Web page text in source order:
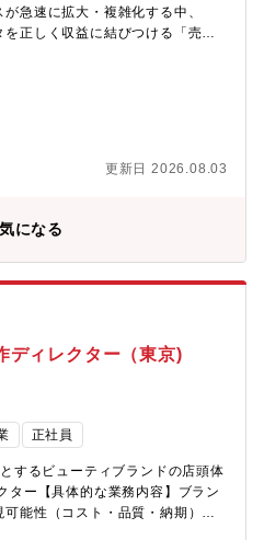
や、見積もりの精査。【ポジシ
い：企画・デザインから社長へ
・キャリア形成：デザインスキ
リエイティブディレクターへの
報】・ハート事業本部：66名 パ
の強みを最大限に活かし、湧き
タチにするハート事業本部は、
・商品の情報を集め、MTGの企
グ力で新たな事業・商品をスピ
。
急速に拡大・複雑化する中、
正しく収益に結びつける「売上
にBPR（業務改革）やリーダー
ックオフィスメンバーを募集し
部 BS債権管理グループにて、直
ウトレット店等）の売上管理・在
、商流の正しさを証明する「管
せん。【具体的な業務内容】・
集計された売上データと、入金デ
：店舗棚卸実数と帳簿データの
金差異（違算）の特定：差異の
月次締め処理：担当チャネルの
、請求書の発行や支払依頼の起
にチャレンジいただきたい業
新しい商流やキャンペーンに伴
化の推進：RPA導入の要件定
化、マニュアル整備。・ガバナ
デンス提出やプロセス説明。・
等）に対する是正指導や営業部
（想定）】・基幹システム
携フローの安定運用。・新店オー
用設計支援。・RPAを活用した
更新日 2026.08.03
気になる
ディレクター（東京)
正社員
するビューティブランドの店頭体
ター【具体的な業務内容】ブラン
可能性（コスト・品質・納期）」